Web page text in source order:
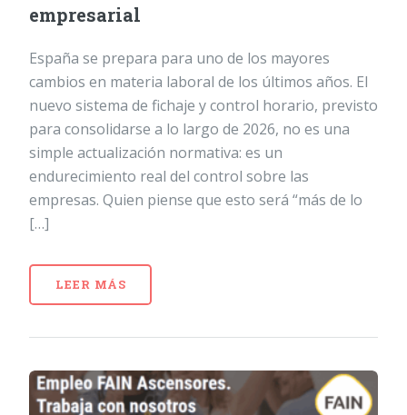
empresarial
España se prepara para uno de los mayores
cambios en materia laboral de los últimos años. El
nuevo sistema de fichaje y control horario, previsto
para consolidarse a lo largo de 2026, no es una
simple actualización normativa: es un
endurecimiento real del control sobre las
empresas. Quien piense que esto será “más de lo
[…]
LEER MÁS